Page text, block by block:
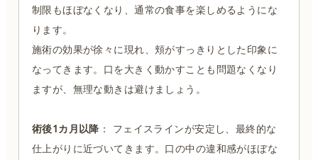
制限もほぼなくなり、通常の食事を楽しめるようにな
ります。
施術の効果が徐々に現れ、頬がすっきりとした印象に
なってきます。口を大きく動かすことも問題なくなり
ますが、無理な動きは避けましょう。
術後1カ月以降 ： フェイスラインが安定し、最終的な
仕上がりに近づいてきます。口の中の違和感がほぼな